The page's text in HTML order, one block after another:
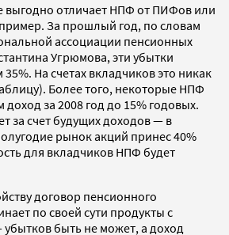
выгодно отличает НПФ от ПИФов или
За прошлый год, по словам
ассоциации пенсионных
Угрюмова, эти убытки
На счетах вкладчиков это никак
Более того, некоторые НПФ
доход за 2008 год до 15% годовых.
за счет будущих доходов — в
рынок акций принес 40%
для вкладчиков НПФ будет
договор пенсионного
по своей сути продукты с
быть не может, а доход